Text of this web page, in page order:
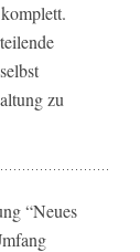
zu
“Neues